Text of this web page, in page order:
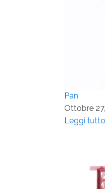
Pan
Ottobre
Leggi